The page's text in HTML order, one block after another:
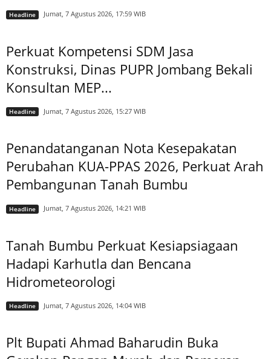
Headline Jumat, 7 Agustus 2026, 17:59 WIB
Perkuat Kompetensi SDM Jasa
Konstruksi, Dinas PUPR Jombang Bekali
Konsultan MEP...
Headline Jumat, 7 Agustus 2026, 15:27 WIB
Penandatanganan Nota Kesepakatan
Perubahan KUA-PPAS 2026, Perkuat Arah
Pembangunan Tanah Bumbu
Headline Jumat, 7 Agustus 2026, 14:21 WIB
Tanah Bumbu Perkuat Kesiapsiagaan
Hadapi Karhutla dan Bencana
Hidrometeorologi
Headline Jumat, 7 Agustus 2026, 14:04 WIB
Plt Bupati Ahmad Baharudin Buka